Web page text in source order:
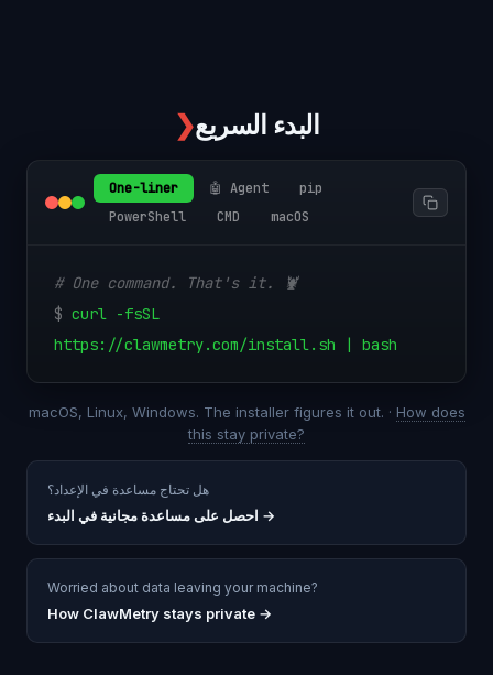
❯البدء السريع
One-liner 🤖 Agent
pip
PowerShell
CMD macOS
# One command. That's it. 🦞
$ curl -fsSL
https://clawmetry.com/install.sh | bash
macOS, Linux, Windows. The installer figures it out. · How does
this stay private?
هل تحتاج مساعدة في الإعداد؟
احصل على مساعدة مجانية في البدء →
Worried about data leaving your machine?
How ClawMetry stays private →